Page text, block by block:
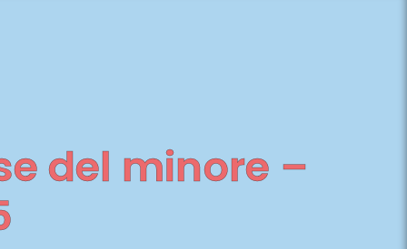
del minore –